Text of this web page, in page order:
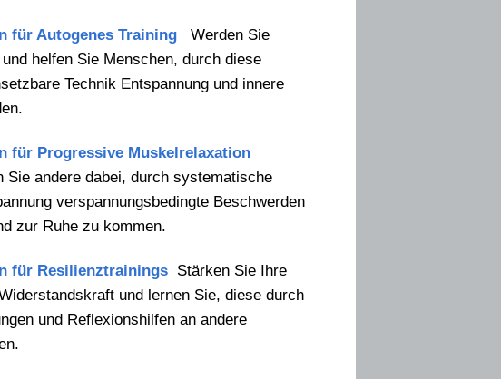
für Autogenes TrainingWerden Sie
helfen Sie Menschen, durch diese
Technik Entspannung und innere
für Progressive Muskelrelaxation
Sie andere dabei, durch systematische
verspannungsbedingte Beschwerden
zur Ruhe zu kommen.
für ResilienztrainingsStärken Sie Ihre
und lernen Sie, diese durch
und Reflexionshilfen an andere